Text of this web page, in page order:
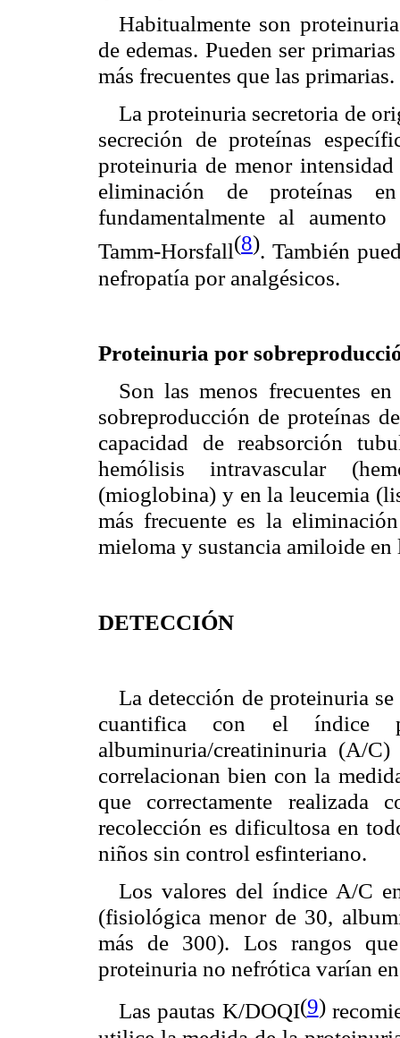
Habitualmente son
de edemas. Pueden ser
más frecuentes que las
La proteinuria secretoria de
secreción de proteínas
proteinuria de menor
eliminación de proteínas
fundamentalmente al
Tamm-Horsfall(8). También
nefropatía por analgésicos.
Proteinuria por
Son las menos frecuentes
sobreproducción de proteínas
capacidad de reabsorción
hemólisis intravascular
(mioglobina) y en la leucemia
más frecuente es la
mieloma y sustancia amiloide
DETECCIÓN
La detección de proteinuria
cuantifica con el índice
albuminuria/creatininuria (A/
correlacionan bien con la
que correctamente
recolección es dificultosa en
niños sin control esfinteriano.
Los valores del índice A/C
(fisiológica menor de 30,
más de 300). Los rangos
proteinuria no nefrótica varían
Las pautas K/DOQI(9)